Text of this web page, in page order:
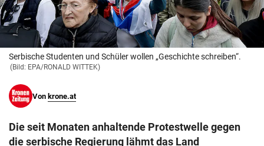
© Krone Multimedia GmbH & Co KG 2026
Muthgasse 2, 1190 Wien
Serbische Studenten und Schüler wollen „Geschichte schreiben“.
(Bild: EPA/RONALD WITTEK)
Von krone.at
Die seit Monaten anhaltende Protestwelle gegen
die serbische Regierung lähmt das Land